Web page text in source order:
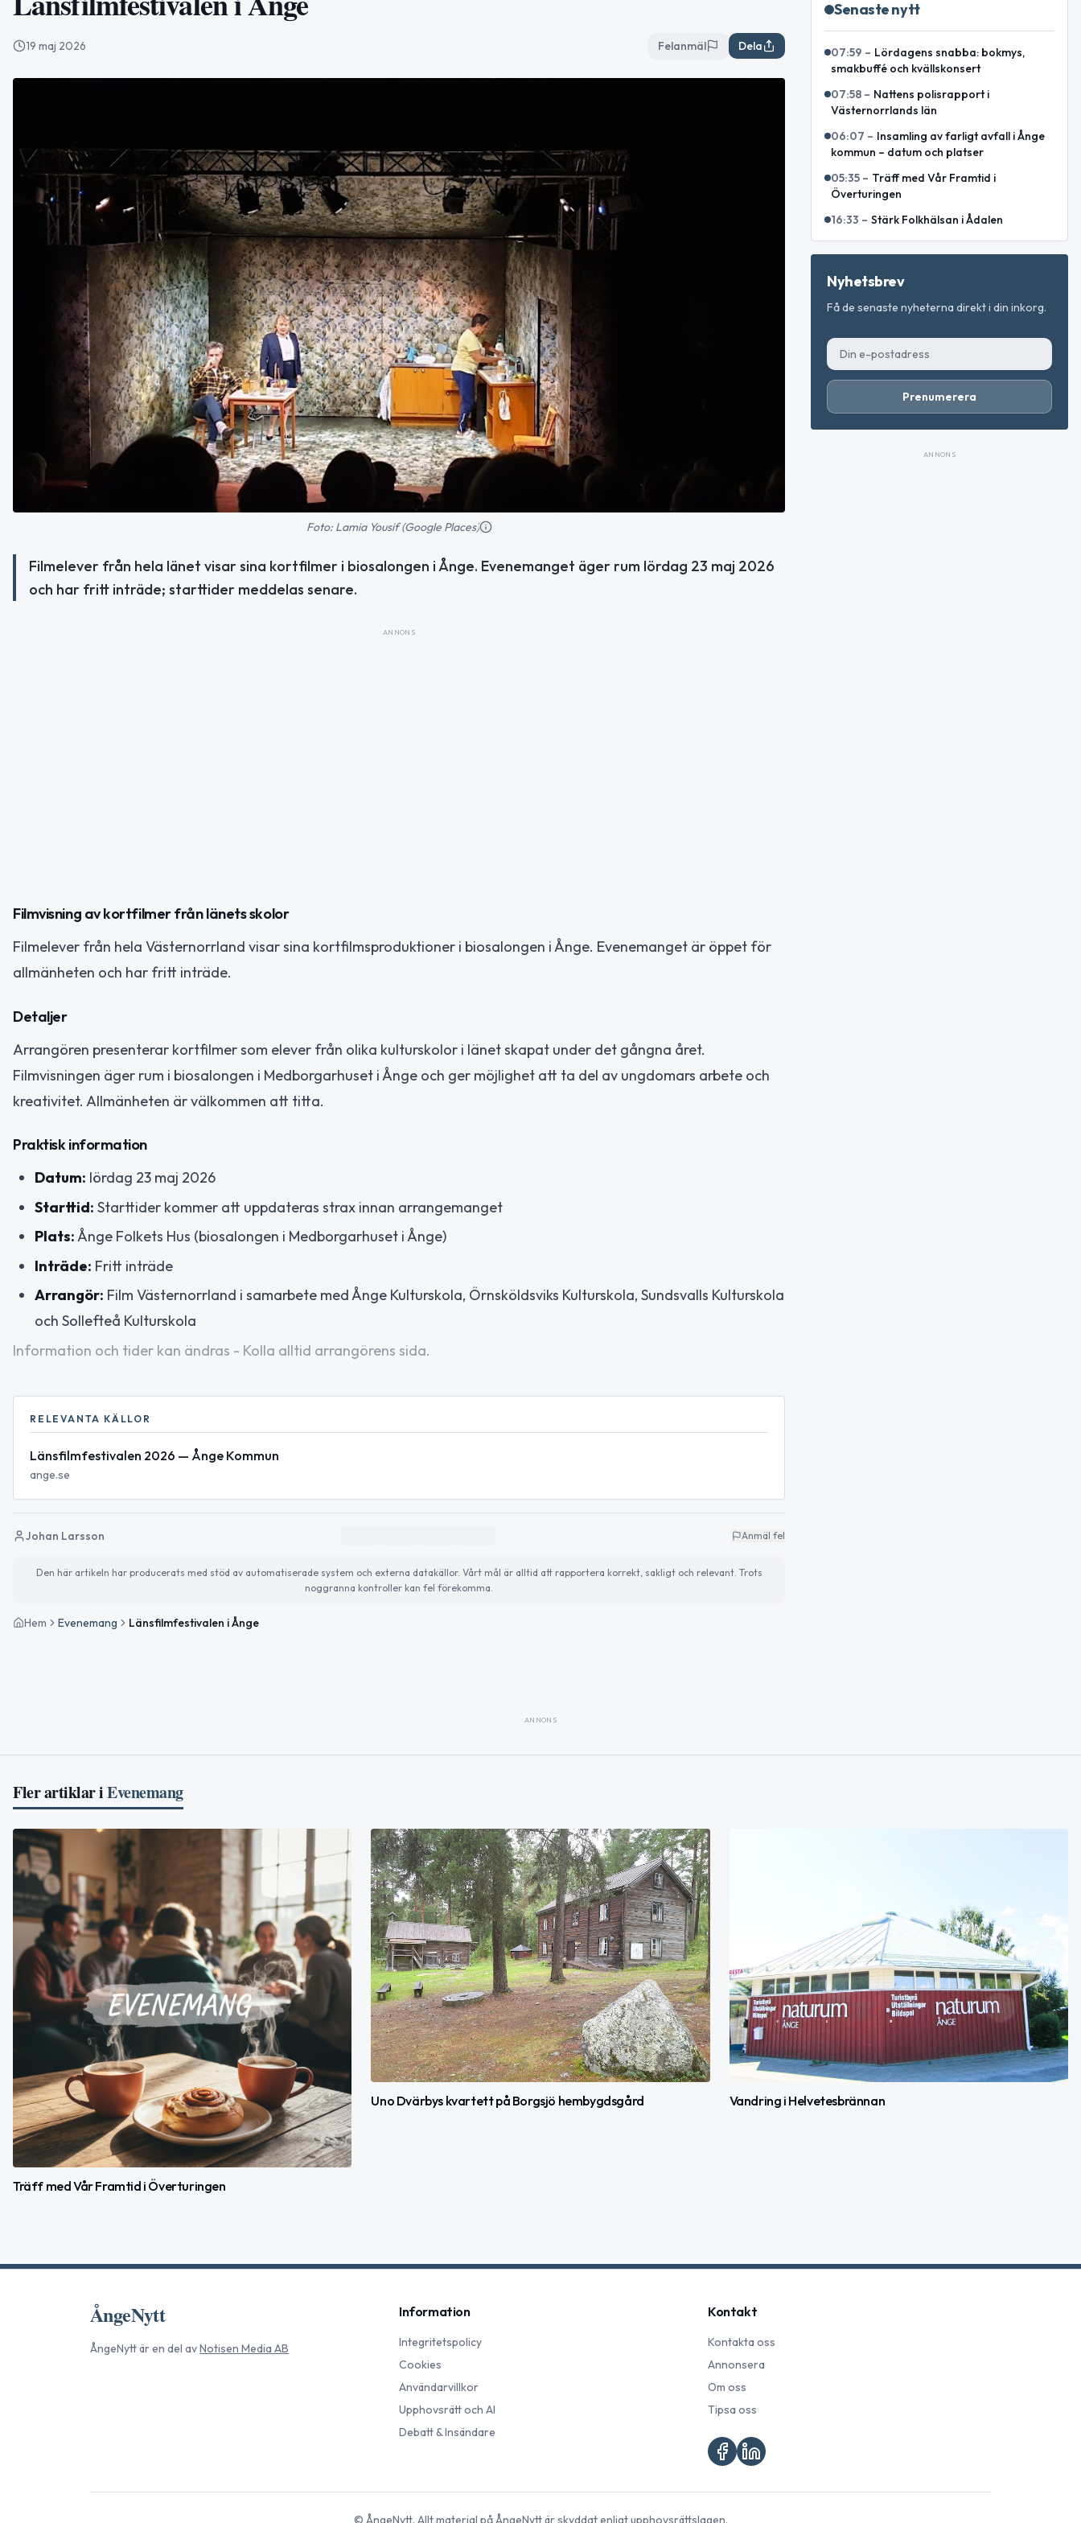
19 maj 2026 Felanmäl Dela
Foto: Lamia Yousif (Google Places)
Filmelever från hela länet visar sina kortfilmer i biosalongen i Ånge. Evenemanget äger rum lördag 23 maj 2026
och har fritt inträde; starttider meddelas senare.
ANNONS
Filmvisning av kortfilmer från länets skolor
Filmelever från hela Västernorrland visar sina kortfilmsproduktioner i biosalongen i Ånge. Evenemanget är öppet för
allmänheten och har fritt inträde.
Detaljer
Arrangören presenterar kortfilmer som elever från olika kulturskolor i länet skapat under det gångna året.
Filmvisningen äger rum i biosalongen i Medborgarhuset i Ånge och ger möjlighet att ta del av ungdomars arbete och
kreativitet. Allmänheten är välkommen att titta.
Praktisk information
Datum: lördag 23 maj 2026
Starttid: Starttider kommer att uppdateras strax innan arrangemanget
Plats:Ånge Folkets Hus (biosalongen i Medborgarhuset i Ånge)
Inträde: Fritt inträde
Arrangör: Film Västernorrland i samarbete med Ånge Kulturskola, Örnsköldsviks Kulturskola, Sundsvalls Kulturskola
och Sollefteå Kulturskola
Information och tider kan ändras - Kolla alltid arrangörens sida.
RELEVANTA KÄLLOR
Länsfilmfestivalen 2026 — Ånge Kommun
ange.se
Johan Larsson Anmäl fel
Den här artikeln har producerats med stöd av automatiserade system och externa datakällor. Vårt mål är alltid att rapportera korrekt, sakligt och relevant. Trots
noggranna kontroller kan fel förekomma.
Hem Evenemang Länsfilmfestivalen i Ånge
Senaste nytt
07:59 – Lördagens snabba: bokmys,
smakbuffé och kvällskonsert
07:58 – Nattens polisrapport i
Västernorrlands län
06:07 – Insamling av farligt avfall i Ånge
kommun – datum och platser
05:35 – Träff med Vår Framtid i
Överturingen
16:33 – Stärk Folkhälsan i Ådalen
Nyhetsbrev
Få de senaste nyheterna direkt i din inkorg.
Prenumerera
ANNONS
ANNONS
Fler artiklar iEvenemang
Träff med Vår Framtid i Överturingen
Uno Dvärbys kvartett på Borgsjö hembygdsgård Vandring i Helvetesbrännan
ÅngeNytt
ÅngeNyttär en del avNotisen Media AB
Information
Integritetspolicy
Cookies
Användarvillkor
Upphovsrätt och AI
Debatt & Insändare
Kontakt
Kontakta oss
Annonsera
Om oss
Tipsa oss
© ÅngeNytt. Allt material påÅngeNyttär skyddat enligt upphovsrättslagen.